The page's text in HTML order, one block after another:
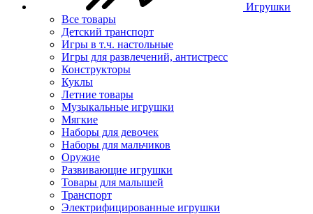
Игрушки
Все товары
Детский транспорт
Игры в т.ч. настольные
Игры для развлечений, антистресс
Конструкторы
Куклы
Летние товары
Музыкальные игрушки
Мягкие
Наборы для девочек
Наборы для мальчиков
Оружие
Развивающие игрушки
Товары для малышей
Транспорт
Электрифицированные игрушки